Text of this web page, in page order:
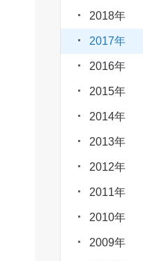
2018年
2017年
2016年
2015年
2014年
2013年
2012年
2011年
2010年
2009年